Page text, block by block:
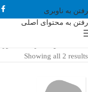
رفتن به ناوبری
رفتن به محتوای اصلی
محصولات برچسب
Showing all 2 results